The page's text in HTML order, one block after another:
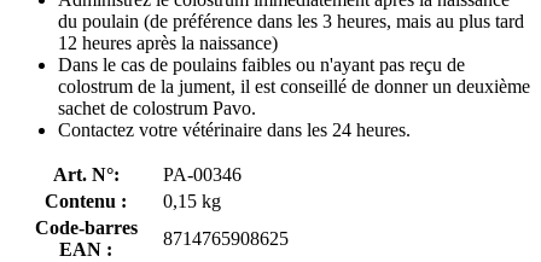
du poulain (de préférence dans les 3 heures, mais au plus tard
12 heures après la naissance)
Dans le cas de poulains faibles ou n'ayant pas reçu de
colostrum de la jument, il est conseillé de donner un deuxième
sachet de colostrum Pavo.
Contactez votre vétérinaire dans les 24 heures.
Art. N°:
PA-00346
Contenu :
0,15 kg
Code-barres
EAN :
8714765908625